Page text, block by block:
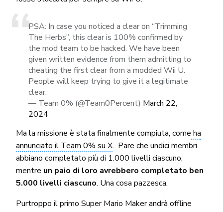
PSA: In case you noticed a clear on “Trimming
The Herbs”, this clear is 100% confirmed by
the mod team to be hacked. We have been
given written evidence from them admitting to
cheating the first clear from a modded Wii U.
People will keep trying to give it a legitimate
clear.
— Team 0% (@Team0Percent) March 22,
2024
Ma la missione è stata finalmente compiuta, come ha
annunciato il Team 0% su X. Pare che undici membri
abbiano completato più di 1.000 livelli ciascuno,
mentre un paio di loro avrebbero completato ben
5.000 livelli ciascuno. Una cosa pazzesca.
Purtroppo il primo Super Mario Maker andrà offline